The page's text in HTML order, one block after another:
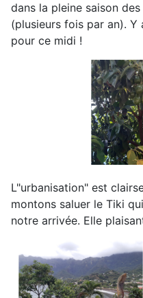
dans la pleine saison
(plusieurs fois par an).
pour ce midi !
L"urbanisation" est
montons saluer le Tiki
notre arrivée. Elle